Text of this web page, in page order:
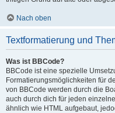
Nach oben
Textformatierung und
Was ist BBCode?
BBCode ist eine spezielle
Formatierungsmöglichkeiten für
von BBCode werden durch die
auch durch dich für jeden
ähnlich wie HTML aufgebaut,